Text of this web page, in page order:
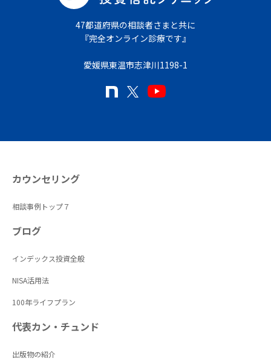
47都道府県の相談者さまと共に
『完全オンライン診療です』
愛媛県東温市志津川1198-1
カウンセリング
相談事例トップ７
ブログ
インデックス投資全般
NISA活用法
100年ライフプラン
代表カン・チュンド
出版物の紹介